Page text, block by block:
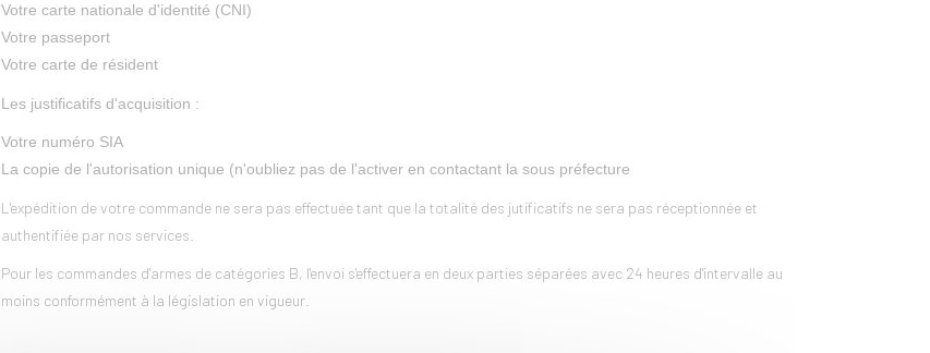
Votre carte nationale d'identité (CNI)
Votre passeport
Votre carte de résident
Les justificatifs d'acquisition :
Votre numéro SIA
La copie de l'autorisation unique (n'oubliez pas de l'activer en contactant la sous préfecture
L'expédition de votre commande ne sera pas effectuée tant que la totalité des jutificatifs ne sera pas réceptionnée et
authentifiée par nos services.
Pour les commandes d'armes de catégories B, l'envoi s'effectuera en deux parties séparées avec 24 heures d'intervalle au
moins conformément à la législation en vigueur.